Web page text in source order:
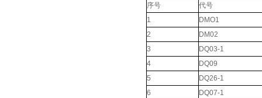
序号
代号
1
DMO1
2
DM02
3
DQ03-1
4
DQ09
5
DQ26-1
6
DQ07-1